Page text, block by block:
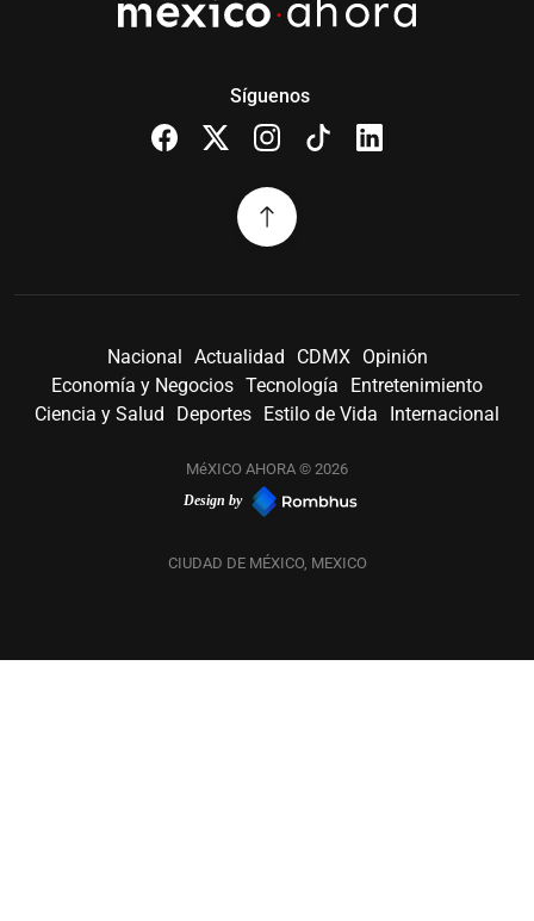
Síguenos
Nacional Actualidad CDMX
Opinión
Economía y Negocios Tecnología
Entretenimiento
Ciencia y Salud
Deportes Estilo de Vida Internacional
MéXICO AHORA © 2026
Design by
CIUDAD DE MÉXICO, MEXICO